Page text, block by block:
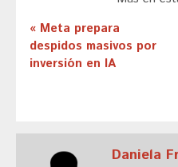
« Meta prepara
despidos masivos por
inversión en IA
Daniela